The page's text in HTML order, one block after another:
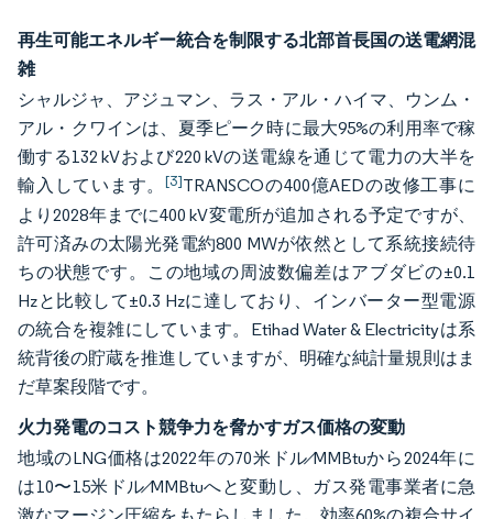
再生可能エネルギー統合を制限する北部首長国の送電網混
雑
シャルジャ、アジュマン、ラス・アル・ハイマ、ウンム・
アル・クワインは、夏季ピーク時に最大95%の利用率で稼
働する132 kVおよび220 kVの送電線を通じて電力の大半を
輸入しています。[3]TRANSCOの400億AEDの改修工事に
より2028年までに400 kV変電所が追加される予定ですが、
許可済みの太陽光発電約800 MWが依然として系統接続待
ちの状態です。この地域の周波数偏差はアブダビの±0.1
Hzと比較して±0.3 Hzに達しており、インバーター型電源
の統合を複雑にしています。Etihad Water & Electricityは系
統背後の貯蔵を推進していますが、明確な純計量規則はま
だ草案段階です。
火力発電のコスト競争力を脅かすガス価格の変動
地域のLNG価格は2022年の70米ドル⁄MMBtuから2024年に
は10〜15米ドル⁄MMBtuへと変動し、ガス発電事業者に急